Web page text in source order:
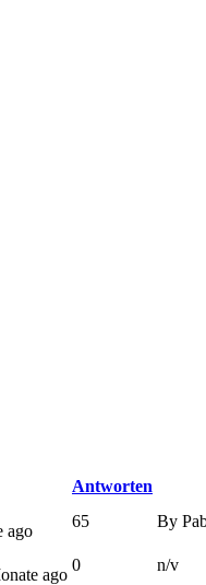
Antworten
ago
65 By
ago
0 n/v